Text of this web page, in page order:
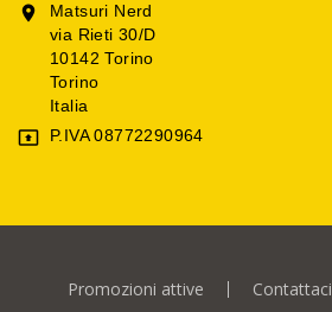

Matsuri Nerd
via Rieti 30/D
10142 Torino
Torino
Italia
 P.IVA 08772290964
Promozioni attive Contattaci